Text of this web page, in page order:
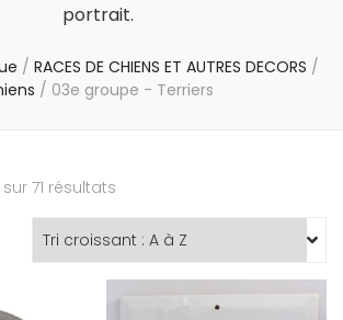
portrait.
/ RACES DE CHIENS ET AUTRES DECORS /
/ 03e groupe - Terriers
71 résultats